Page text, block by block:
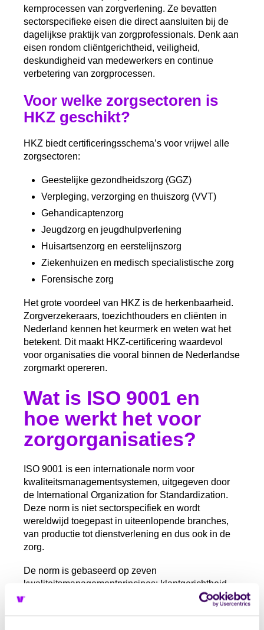
kernprocessen van zorgverlening. Ze bevatten
sectorspecifieke eisen die direct aansluiten bij de
dagelijkse praktijk van zorgprofessionals. Denk aan
eisen rondom cliëntgerichtheid, veiligheid,
deskundigheid van medewerkers en continue
verbetering van zorgprocessen.
Voor welke zorgsectoren is
HKZ geschikt?
HKZ biedt certificeringsschema’s voor vrijwel alle
zorgsectoren:
Geestelijke gezondheidszorg (GGZ)
Verpleging, verzorging en thuiszorg (VVT)
Gehandicaptenzorg
Jeugdzorg en jeugdhulpverlening
Huisartsenzorg en eerstelijnszorg
Ziekenhuizen en medisch specialistische zorg
Forensische zorg
Het grote voordeel van HKZ is de herkenbaarheid.
Zorgverzekeraars, toezichthouders en cliënten in
Nederland kennen het keurmerk en weten wat het
betekent. Dit maakt HKZ-certificering waardevol
voor organisaties die vooral binnen de Nederlandse
zorgmarkt opereren.
Wat is ISO 9001 en
hoe werkt het voor
zorgorganisaties?
ISO 9001 is een internationale norm voor
kwaliteitsmanagementsystemen, uitgegeven door
de International Organization for Standardization.
Deze norm is niet sectorspecifiek en wordt
wereldwijd toegepast in uiteenlopende branches,
van productie tot dienstverlening en dus ook in de
zorg.
De norm is gebaseerd op zeven
kwaliteitsmanagementprincipes: klantgerichtheid,
leiderschap, betrokkenheid van medewerkers,
procesbenadering, verbetering, evidence-based